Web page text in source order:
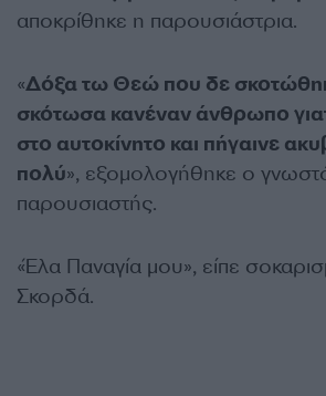
αποκρίθηκε η παρουσιάστρια.
«Δόξα τω Θεώ που δε
σκότωσα κανέναν άνθρωπο
στο αυτοκίνητο και πήγαινε
πολύ», εξομολογήθηκε ο
παρουσιαστής.
«Έλα Παναγία μου», είπε
Σκορδά.